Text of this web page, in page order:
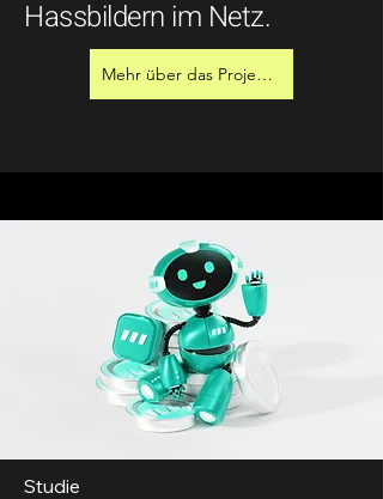
Hassbildern im Netz.
Mehr über das Projekt erfahren
Studie